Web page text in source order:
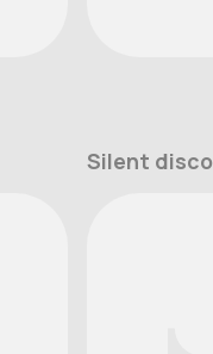
Silent disco